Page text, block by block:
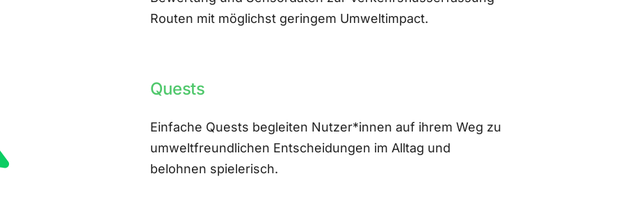
Routen mit möglichst geringem Umweltimpact.
Quests
Einfache Quests begleiten Nutzer*innen auf ihrem Weg zu
umweltfreundlichen Entscheidungen im Alltag und
belohnen spielerisch.